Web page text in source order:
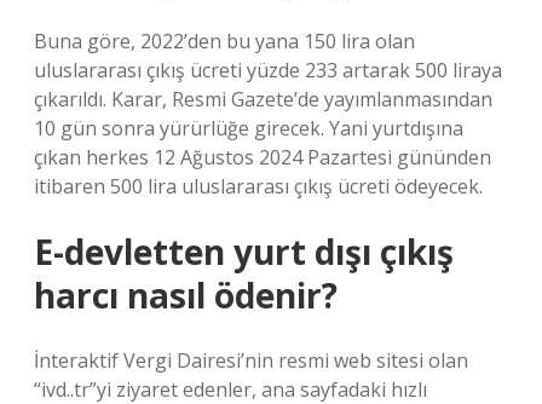
Buna göre, 2022’den bu yana 150 lira olan
uluslararası çıkış ücreti yüzde 233 artarak 500 liraya
çıkarıldı. Karar, Resmi Gazete’de yayımlanmasından
10 gün sonra yürürlüğe girecek. Yani yurtdışına
çıkan herkes 12 Ağustos 2024 Pazartesi gününden
itibaren 500 lira uluslararası çıkış ücreti ödeyecek.
E-devletten yurt dışı çıkış
harcı nasıl ödenir?
İnteraktif Vergi Dairesi’nin resmi web sitesi olan
“ivd..tr”yi ziyaret edenler, ana sayfadaki hızlı